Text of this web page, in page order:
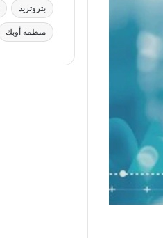
بتروتريد
منظمة أوبك